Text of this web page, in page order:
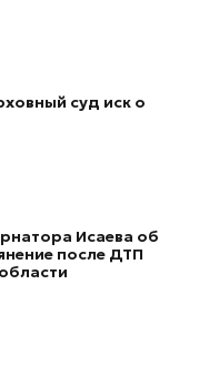
суд иск о
Исаева об
после ДТП